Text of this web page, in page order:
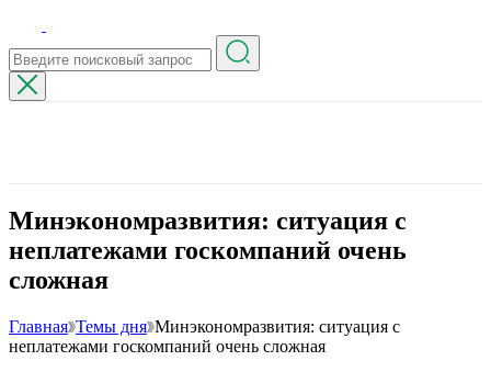
Минэкономразвития: ситуация с
неплатежами госкомпаний очень
сложная
Главная Темы дня Минэкономразвития: ситуация с
неплатежами госкомпаний очень сложная